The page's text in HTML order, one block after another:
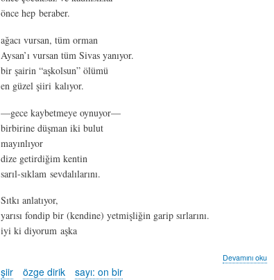
önce hep beraber.
ağacı vursan, tüm orman
Aysan’ı vursan tüm Sivas yanıyor.
bir şairin “aşkolsun” ölümü
en güzel şiiri kalıyor.
—gece kaybetmeye oynuyor—
birbirine düşman iki bulut
mayınlıyor
dize getirdiğim kentin
sarıl-sıklam sevdalılarını.
Sıtkı anlatıyor,
yarısı fondip bir (kendine) yetmişliğin garip sırlarını.
iyi ki diyorum aşka
beyin
Devamını oku
şiir özge dirik sayı: on bir